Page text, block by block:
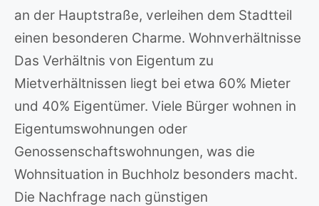
an der Hauptstraße, verleihen dem Stadtteil
einen besonderen Charme. Wohnverhältnisse
Das Verhältnis von Eigentum zu
Mietverhältnissen liegt bei etwa 60% Mieter
und 40% Eigentümer. Viele Bürger wohnen in
Eigentumswohnungen oder
Genossenschaftswohnungen, was die
Wohnsituation in Buchholz besonders macht.
Die Nachfrage nach günstigen